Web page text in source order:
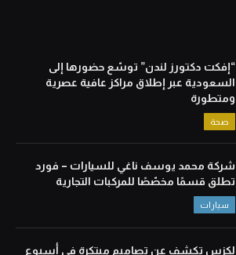
“إفكت دكتورز لندن” توسّع حضورها إلى
السعودية عبر إطلاق مراكز عافية عصرية
ومتطورة
صحة
شركة محمد يوسف ناغي للسيارات – فورد
تطلق قسمًا مخصّصًا للمركبات التجارية
سيارات
لكزس تكشف عن تصاميم مبتكرة في أسبوع